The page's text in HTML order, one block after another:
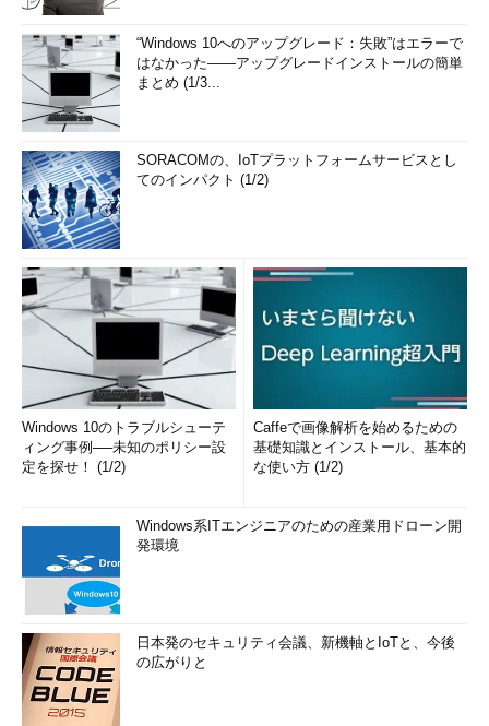
“Windows 10へのアップグレード：失敗”はエラーで
はなかった――アップグレードインストールの簡単
まとめ (1/3...
SORACOMの、IoTプラットフォームサービスとし
てのインパクト (1/2)
Windows 10のトラブルシューテ
ィング事例──未知のポリシー設
定を探せ！ (1/2)
Caffeで画像解析を始めるための
基礎知識とインストール、基本的
な使い方 (1/2)
Windows系ITエンジニアのための産業用ドローン開
発環境
日本発のセキュリティ会議、新機軸とIoTと、今後
の広がりと